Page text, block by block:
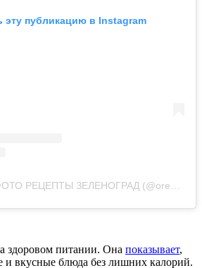
эту публикацию в Instagram
здоровом питании. Она показывает,
и вкусные блюда без лишних калорий.